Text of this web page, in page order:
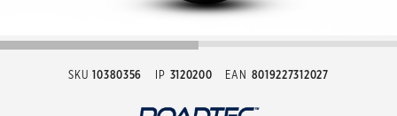
SKU 10380356 IP 3120200 EAN 8019227312027